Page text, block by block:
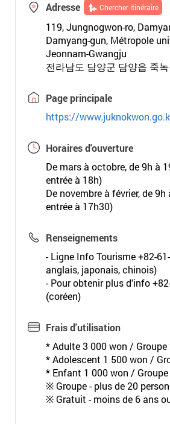
Adresse Chercher itinéraire
119, Jungnogwon-ro,
Damyang-gun, Métropole
Jeonnam-Gwangju
전라남도 담양군 담양읍 죽
Page principale
https://
Horaires d'ouverture
De mars à octobre, de 9h à
entrée à 18h)
De novembre à février, de 9h
entrée à 17h30)
Renseignements
- Ligne Info Tourisme +82-
anglais, japonais, chinois)
- Pour obtenir plus d'info
(coréen)
Frais d'utilisation
* Adulte 3 000 won / Groupe
* Adolescent 1 500 won /
* Enfant 1 000 won /
※ Groupe - plus de 20
※ Gratuit - moins de 6 ans